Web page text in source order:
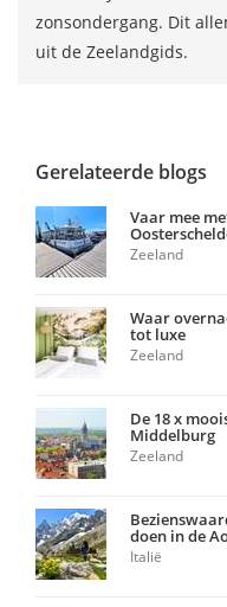
zonsondergang. Dit
uit de Zeelandgids.
Gerelateerde blogs
Vaar mee
Zeeland
Waar
tot luxe
Zeeland
De 18 x
Middelburg
Zeeland
doen in de
Italië